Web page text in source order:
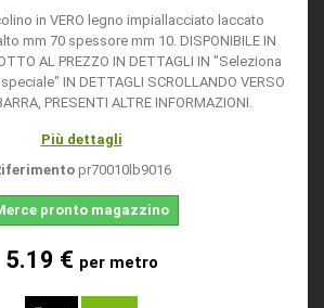
in VERO legno impiallacciato laccato
mm 70 spessore mm 10. DISPONIBILE IN
AL PREZZO IN DETTAGLI IN "Seleziona
IN DETTAGLI SCROLLANDO VERSO
PRESENTI ALTRE INFORMAZIONI.
Più dettagli
pr70010lb9016
pronto magazzino
5.19 € per metro